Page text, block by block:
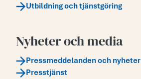
Utbildning och tjänstgöring
Nyheter och media
Pressmeddelanden och nyheter
Presstjänst